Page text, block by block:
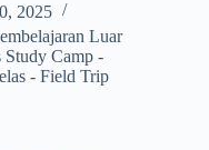
2025
Luar
Study Camp -
- Field Trip